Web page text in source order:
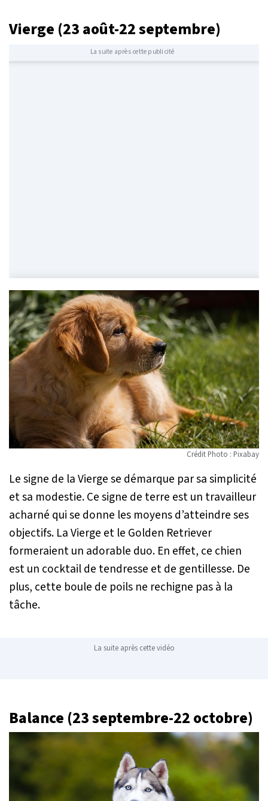
Vierge (23 août-22 septembre)
La suite après cette publicité
Crédit Photo : Pixabay
Le signe de la Vierge se démarque par sa simplicité
et sa modestie. Ce signe de terre est un travailleur
acharné qui se donne les moyens d’atteindre ses
objectifs. La Vierge et le Golden Retriever
formeraient un adorable duo. En effet, ce chien
est un cocktail de tendresse et de gentillesse. De
plus, cette boule de poils ne rechigne pas à la
tâche.
La suite après cette vidéo
Balance (23 septembre-22 octobre)